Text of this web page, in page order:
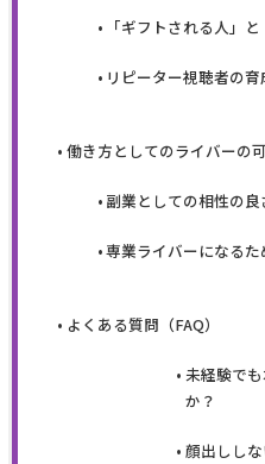
「ギフトされる人」
リピーター視聴者の
働き方としてのライバーの
副業としての相性の良
専業ライバーになる
よくある質問（FAQ）
未経験で
か？
顔出しし